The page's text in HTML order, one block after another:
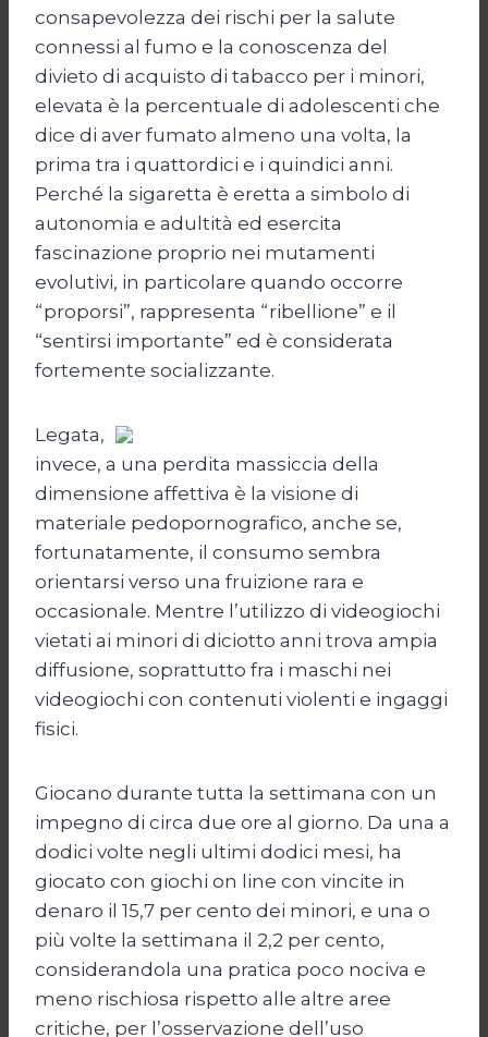
consapevolezza dei rischi per la salute
connessi al fumo e la conoscenza del
divieto di acquisto di tabacco per i minori,
elevata è la percentuale di adolescenti che
dice di aver fumato almeno una volta, la
prima tra i quattordici e i quindici anni.
Perché la sigaretta è eretta a simbolo di
autonomia e adultità ed esercita
fascinazione proprio nei mutamenti
evolutivi, in particolare quando occorre
“proporsi”, rappresenta “ribellione” e il
“sentirsi importante” ed è considerata
fortemente socializzante.
Legata,
invece, a una perdita massiccia della
dimensione affettiva è la visione di
materiale pedopornografico, anche se,
fortunatamente, il consumo sembra
orientarsi verso una fruizione rara e
occasionale. Mentre l’utilizzo di videogiochi
vietati ai minori di diciotto anni trova ampia
diffusione, soprattutto fra i maschi nei
videogiochi con contenuti violenti e ingaggi
fisici.
Giocano durante tutta la settimana con un
impegno di circa due ore al giorno. Da una a
dodici volte negli ultimi dodici mesi, ha
giocato con giochi on line con vincite in
denaro il 15,7 per cento dei minori, e una o
più volte la settimana il 2,2 per cento,
considerandola una pratica poco nociva e
meno rischiosa rispetto alle altre aree
critiche, per l’osservazione dell’uso